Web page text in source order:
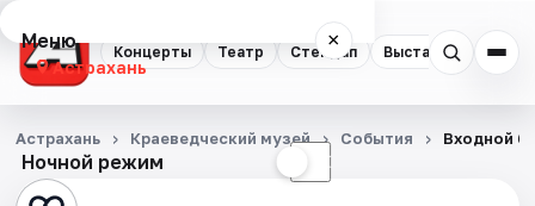
Концерты Театр Стендап Выставки
Меню ×
Астрахань
Концерты
Театр
Ночной режим ☾
Астрахань Краеведческий музей События Входной